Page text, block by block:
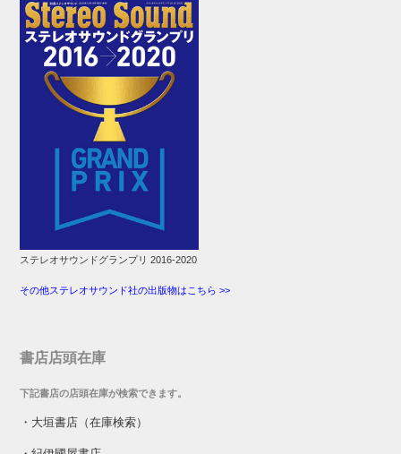
ステレオサウンドグランプリ 2016-2020
その他ステレオサウンド社の出版物はこちら >>
書店店頭在庫
下記書店の店頭在庫が検索できます。
・ 大垣書店（在庫検索）